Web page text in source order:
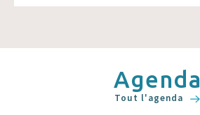
Agenda
Tout l'agenda